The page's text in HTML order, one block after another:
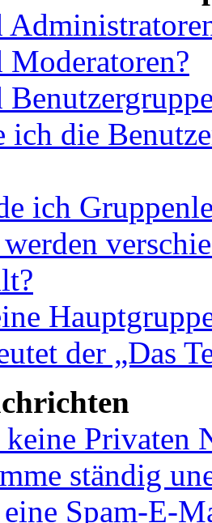
Moderatoren?
ich die
ich
der „Das
Privaten
ständig
Spam-E-